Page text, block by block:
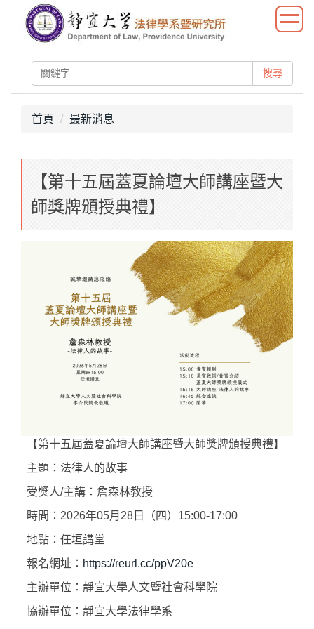
容
搜尋
首頁 最新消息
【第十五屆蓋夏論壇大師講座暨大
師獎牌頒授典禮】
【第十五屆蓋夏論壇大師講座暨大師獎牌頒授典禮】
主題：法律人的故事
受獎人/主講：詹森林教授
時間：2026年05月28日（四）15:00-17:00
地點：任垣講堂
報名網址： https://reurl.cc/ppV20e
主辦單位：靜宜大學人文暨社會科學院
協辦單位：靜宜大學法律學系